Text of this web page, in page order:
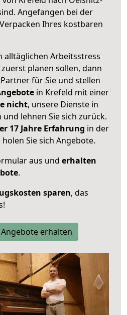
Angefangen bei der
Ihres kostbaren
alltäglichen Arbeitsstress
planen sollen, dann
für Sie und stellen
in Krefeld mit einer
nicht, unsere Dienste in
lehnen Sie sich zurück.
17 Jahre Erfahrung in der
Sie sich Angebote.
aus und erhalten
.
sparen, das
erhalten